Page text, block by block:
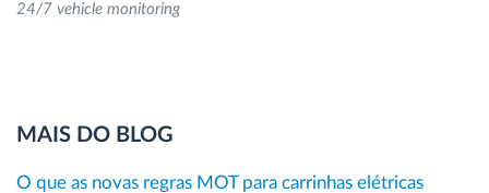
24/7 vehicle monitoring
MAIS DO BLOG
O que as novas regras MOT para carrinhas elétricas